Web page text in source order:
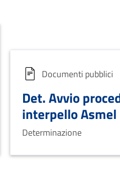
Documenti pubblici
Det. Avvio
interpello Asmel
Funz. Tecnico
Determinazione